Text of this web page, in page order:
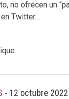
no ofrecen un
Twitter…
- 12 octubre